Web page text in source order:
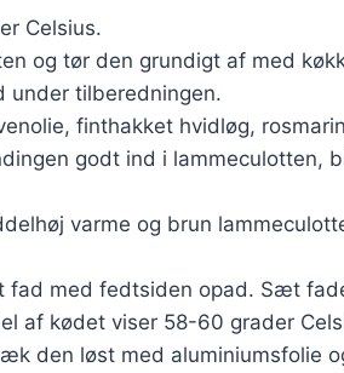
Celsius.
og tør den grundigt af med
under tilberedningen.
finthakket hvidløg,
godt ind i lammeculotten,
varme og brun
fad med fedtsiden opad. Sæt
af kødet viser 58-60 grader
den løst med aluminiumsfolie